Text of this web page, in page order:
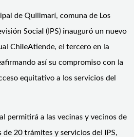
de Quilimarí, comuna de Los
Social (IPS) inauguró un nuevo
ChileAtiende, el tercero en la
así su compromiso con la
equitativo a los servicios del
permitirá a las vecinas y vecinos de
20 trámites y servicios del IPS,